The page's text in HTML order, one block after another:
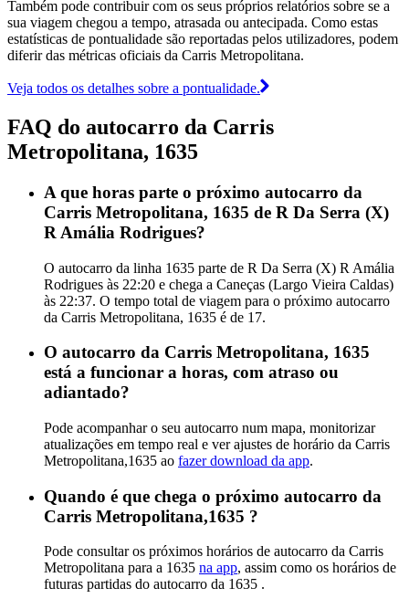
Também pode contribuir com os seus próprios relatórios sobre se a
sua viagem chegou a tempo, atrasada ou antecipada. Como estas
estatísticas de pontualidade são reportadas pelos utilizadores, podem
diferir das métricas oficiais da Carris Metropolitana.
Veja todos os detalhes sobre a pontualidade.
FAQ do autocarro da Carris
Metropolitana, 1635
A que horas parte o próximo autocarro da
Carris Metropolitana, 1635 de R Da Serra (X)
R Amália Rodrigues?
O autocarro da linha 1635 parte de R Da Serra (X) R Amália
Rodrigues às 22:20 e chega a Caneças (Largo Vieira Caldas)
às 22:37. O tempo total de viagem para o próximo autocarro
da Carris Metropolitana, 1635 é de 17.
O autocarro da Carris Metropolitana, 1635
está a funcionar a horas, com atraso ou
adiantado?
Pode acompanhar o seu autocarro num mapa, monitorizar
atualizações em tempo real e ver ajustes de horário da Carris
Metropolitana,1635 ao fazer download da app.
Quando é que chega o próximo autocarro da
Carris Metropolitana,1635 ?
Pode consultar os próximos horários de autocarro da Carris
Metropolitana para a 1635 na app, assim como os horários de
futuras partidas do autocarro da 1635 .